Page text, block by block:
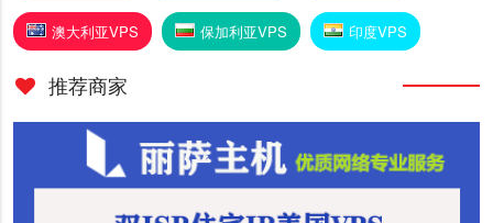
澳大利亚VPS 保加利亚VPS 印度VPS
推荐商家